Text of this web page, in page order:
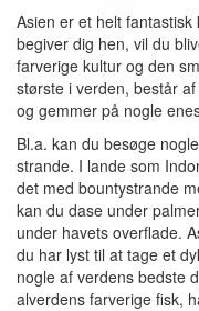
Asien er et helt
begiver dig hen, vil du
farverige kultur og den
største i verden, består
og gemmer på nogle
Bl.a. kan du besøge
strande. I lande som
det med bountystrande
kan du dase under
under havets overflade.
du har lyst til at tage et
nogle af verdens bedste
alverdens farverige fisk,